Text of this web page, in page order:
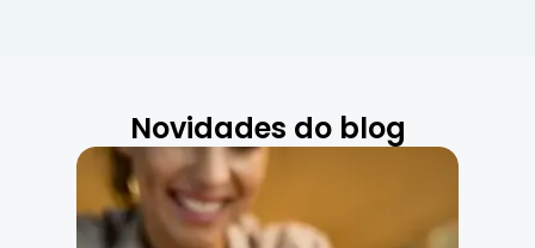
Novidades do blog